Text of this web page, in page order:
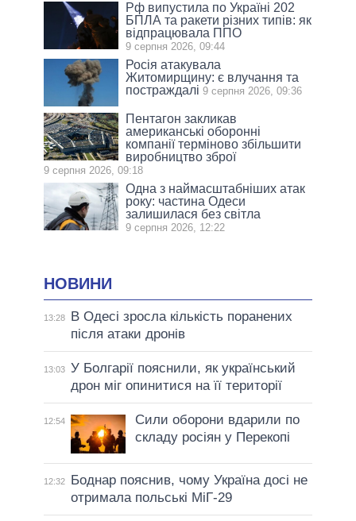
Рф випустила по Україні 202
БПЛА та ракети різних типів: як
відпрацювала ППО
9 серпня 2026, 09:44
Росія атакувала
Житомирщину: є влучання та
постраждалі 9 серпня 2026, 09:36
Пентагон закликав
американські оборонні
компанії терміново збільшити
виробництво зброї
9 серпня 2026, 09:18
Одна з наймасштабніших атак
року: частина Одеси
залишилася без світла
9 серпня 2026, 12:22
НОВИНИ
13:28
В Одесі зросла кількість поранених
після атаки дронів
13:03 У Болгарії пояснили, як український
дрон міг опинитися на її території
12:54
Сили оборони вдарили по
складу росіян у Перекопі
12:32
Боднар пояснив, чому Україна досі не
отримала польські МіГ-29